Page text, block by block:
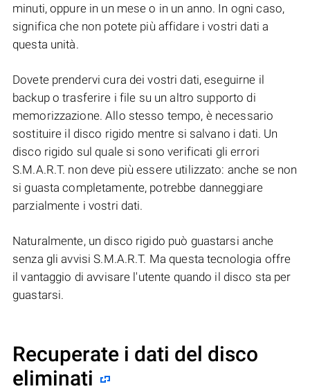
minuti, oppure in un mese o in un anno. In ogni caso,
significa che non potete più affidare i vostri dati a
questa unità.
Dovete prendervi cura dei vostri dati, eseguirne il
backup o trasferire i file su un altro supporto di
memorizzazione. Allo stesso tempo, è necessario
sostituire il disco rigido mentre si salvano i dati. Un
disco rigido sul quale si sono verificati gli errori
S.M.A.R.T. non deve più essere utilizzato: anche se non
si guasta completamente, potrebbe danneggiare
parzialmente i vostri dati.
Naturalmente, un disco rigido può guastarsi anche
senza gli avvisi S.M.A.R.T. Ma questa tecnologia offre
il vantaggio di avvisare l'utente quando il disco sta per
guastarsi.
Recuperate i dati del disco
eliminati